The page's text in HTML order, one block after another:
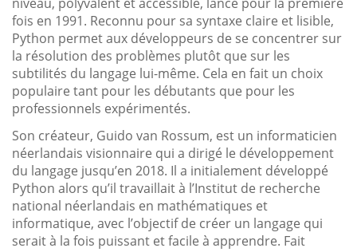
fois en 1991. Reconnu pour sa syntaxe claire et lisible,
Python permet aux développeurs de se concentrer sur
la résolution des problèmes plutôt que sur les
subtilités du langage lui-même. Cela en fait un choix
populaire tant pour les débutants que pour les
professionnels expérimentés.
Son créateur, Guido van Rossum, est un informaticien
néerlandais visionnaire qui a dirigé le développement
du langage jusqu’en 2018. Il a initialement développé
Python alors qu’il travaillait à l’Institut de recherche
national néerlandais en mathématiques et
informatique, avec l’objectif de créer un langage qui
serait à la fois puissant et facile à apprendre. Fait